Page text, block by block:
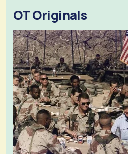
OT Originals